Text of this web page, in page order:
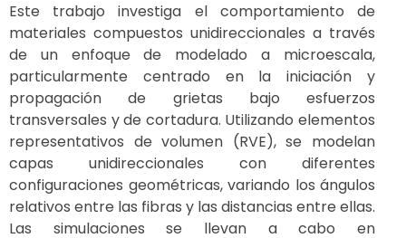
Este trabajo investiga el comportamiento de
materiales compuestos unidireccionales a través
de un enfoque de modelado a microescala,
particularmente centrado en la iniciación y
propagación de grietas bajo esfuerzos
transversales y de cortadura. Utilizando elementos
representativos de volumen (RVE), se modelan
capas unidireccionales con diferentes
configuraciones geométricas, variando los ángulos
relativos entre las fibras y las distancias entre ellas.
Las simulaciones se llevan a cabo en